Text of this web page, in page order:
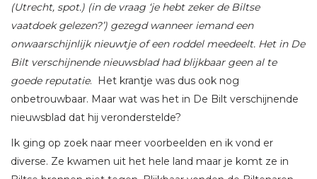
(Utrecht, spot.) (in de vraag ‘je hebt zeker de Biltse
vaatdoek gelezen?’) gezegd wanneer iemand een
onwaarschijnlijk nieuwtje of een roddel meedeelt. Het in De
Bilt verschijnende nieuwsblad had blijkbaar geen al te
goede reputatie. Het krantje was dus ook nog
onbetrouwbaar. Maar wat was het in De Bilt verschijnende
nieuwsblad dat hij veronderstelde?
Ik ging op zoek naar meer voorbeelden en ik vond er
diverse. Ze kwamen uit het hele land maar je komt ze in